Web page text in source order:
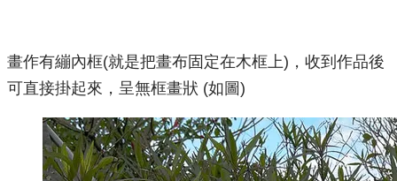
畫作有繃內框(就是把畫布固定在木框上)，收到作品後
可直接掛起來，呈無框畫狀 (如圖)